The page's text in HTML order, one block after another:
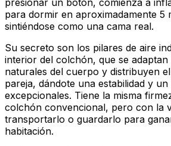
presionar un botón, comienza a
para dormir en aproximadamente 5
sintiéndose como una cama real.
Su secreto son los pilares de aire
interior del colchón, que se adaptan
naturales del cuerpo y distribuyen
pareja, dándote una estabilidad y
excepcionales. Tiene la misma
colchón convencional, pero con la
transportarlo o guardarlo para
habitación.